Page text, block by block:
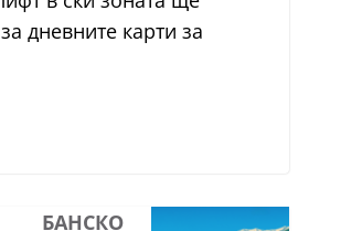
дневните карти за
БАНСКО